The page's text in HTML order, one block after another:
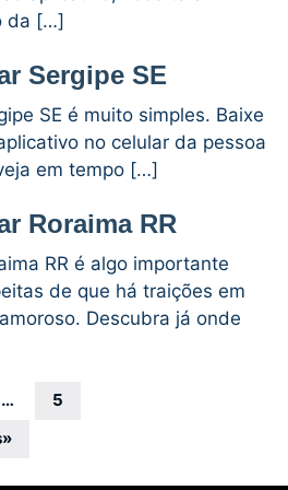
da […]
Sergipe SE
SE é muito simples. Baixe
no celular da pessoa
em tempo […]
Roraima RR
RR é algo importante
de que há traições em
Descubra já onde
…
5
»